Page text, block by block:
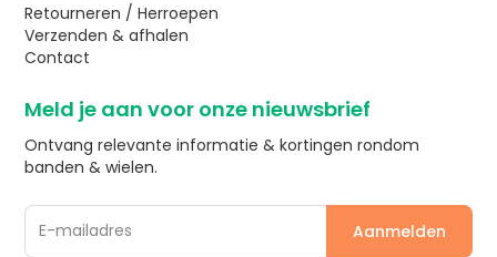
Retourneren / Herroepen
Verzenden & afhalen
Contact
Meld je aan voor onze nieuwsbrief
Ontvang relevante informatie & kortingen rondom
banden & wielen.